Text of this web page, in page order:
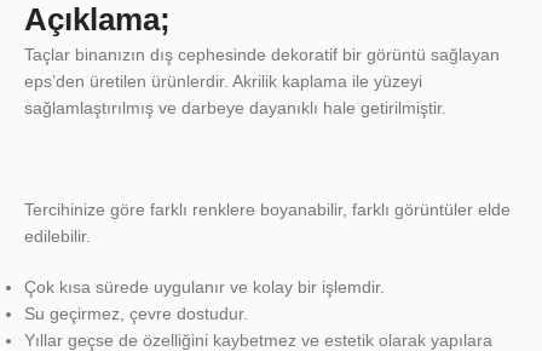
Açıklama;
Taçlar binanızın dış cephesinde dekoratif bir görüntü sağlayan
eps’den üretilen ürünlerdir. Akrilik kaplama ile yüzeyi
sağlamlaştırılmış ve darbeye dayanıklı hale getirilmiştir.
Tercihinize göre farklı renklere boyanabilir, farklı görüntüler elde
edilebilir.
Çok kısa sürede uygulanır ve kolay bir işlemdir.
Su geçirmez, çevre dostudur.
Yıllar geçse de özelliğini kaybetmez ve estetik olarak yapılara